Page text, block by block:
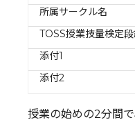
所属サークル名
TOSS授業技量検定
添付1
添付2
授業の始めの2分間